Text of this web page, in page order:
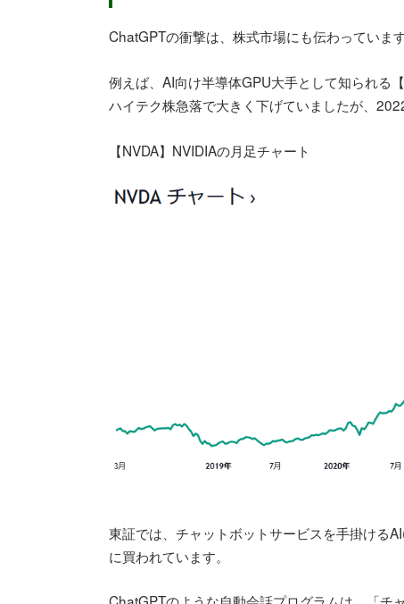
ChatGPTの衝撃は、株式市場にも伝わっています
例えば、AI向け半導体GPU大手として知られる
ハイテク株急落で大きく下げていましたが、
【NVDA】NVIDIAの月足チャート
東証では、チャットボットサービスを手掛ける
に買われています。